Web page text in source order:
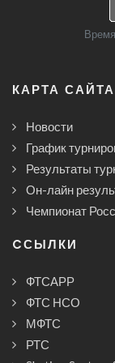
КАРТА САЙТА
Новости
График
Результаты
Он-лайн
Чемпионат
CСЫЛКИ
ФТСАРР
ФТС НСО
МФТС
РТС